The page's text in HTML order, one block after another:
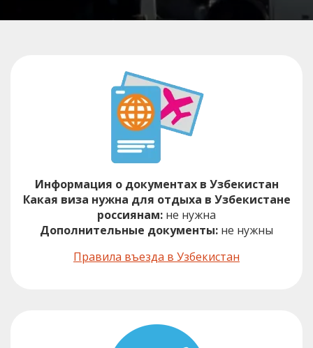
Информация о документах в Узбекистан
Какая виза нужна для отдыха в Узбекистане
россиянам: не нужна
Дополнительные документы: не нужны
Правила въезда в Узбекистан